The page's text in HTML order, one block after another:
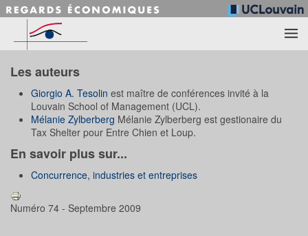
Accéder au contenu principal
Les auteurs
Giorgio A. Tesolin est maître de conférences invité à la
Louvain School of Management (UCL).
Mélanie Zylberberg Mélanie Zylberberg est gestionaire du
Tax Shelter pour Entre Chien et Loup.
En savoir plus sur...
Concurrence, industries et entreprises
Numéro 74 - Septembre 2009